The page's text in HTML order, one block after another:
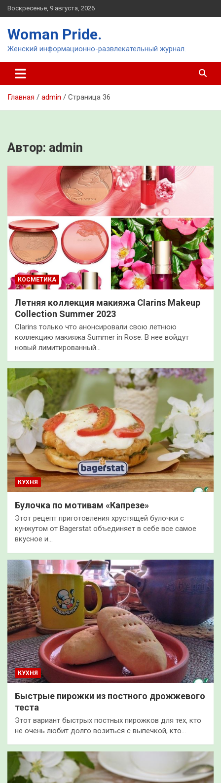
Перейти
к
Воскресенье, 9 августа, 2026
Woman Pride.
Женский информационно-развлекательный журнал.
Главная admin Страница 36
Автор: admin
КОСМЕТИКА
Летняя коллекция макияжа Clarins Makeup
Collection Summer 2023
Clarins только что анонсировали свою летнюю
коллекцию макияжа Summer in Rose. В нее войдут
новый лимитированный…
КУХНЯ
Булочка по мотивам «Капрезе»
Этот рецепт приготовления хрустящей булочки с
кунжутом от Bagerstat объединяет в себе все самое
вкусное и…
КУХНЯ
Быстрые пирожки из постного дрожжевого
теста
Этот вариант быстрых постных пирожков для тех, кто
не очень любит долго возиться с выпечкой, кто…